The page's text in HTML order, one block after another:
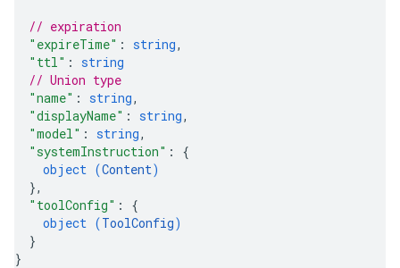
// expiration
"expireTime" : string,
"ttl" : string
// Union type
"name" : string,
"displayName" : string,
"model" : string,
"systemInstruction" : {
object (Content)
},
"toolConfig" : {
object (ToolConfig)
}
}